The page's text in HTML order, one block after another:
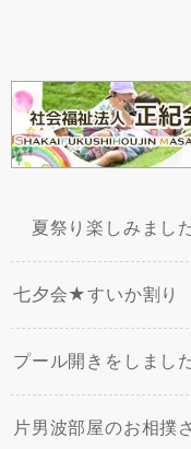
夏祭り楽しみまし
七夕会★すいか割り
プール開きをしまし
片男波部屋のお相撲